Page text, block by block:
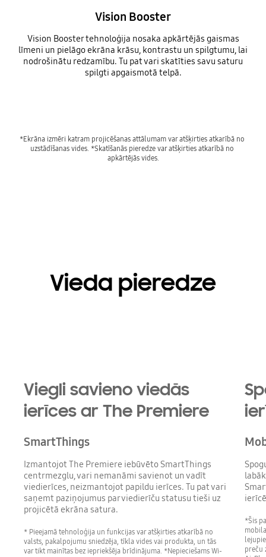
Vision Booster
Vision Booster tehnoloģija nosaka apkārtējās gaismas
līmeni un pielāgo ekrāna krāsu, kontrastu un spilgtumu, lai
nodrošinātu redzamību. Tu pat vari skatīties savu saturu
spilgti apgaismotā telpā.
*Ekrāna izmēri katram projicēšanas attālumam var atšķirties atkarībā no
uzstādīšanas vides. *Skatīšanās pieredze var atšķirties atkarībā no
apkārtējās vides.
Vieda pieredze
Viegli savieno viedās
ierīces ar The Premiere
SmartThings
Izmantojot The Premiere iebūvēto SmartThings
centrmezglu, vari nemanāmi savienot un vadīt
viedierīces, neizmantojot papildu ierīces. Tu pat vari
saņemt paziņojumus par viedierīču statusu tieši uz
projicētā ekrāna satura.
* Pieejamā tehnoloģija un funkcijas var atšķirties atkarībā no
valsts, pakalpojumu sniedzēja, tīkla vides vai produkta, un tās
var tikt mainītas bez iepriekšēja brīdinājuma. *Nepieciešams Wi-
*Šis
preču